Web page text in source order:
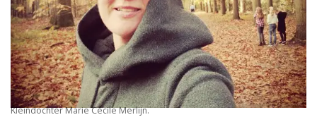
Kleindochter Marie Cécile Merlijn.